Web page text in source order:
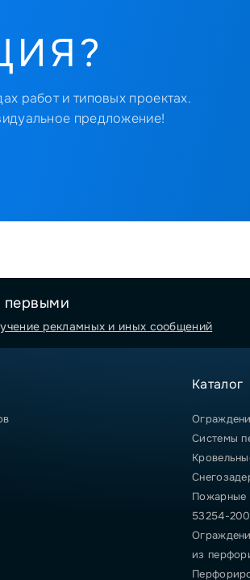
работ и типовых проектах.
предложение!
первыми
рекламных и иных сообщений
Каталог
Системы
Пожарные
53254-
из